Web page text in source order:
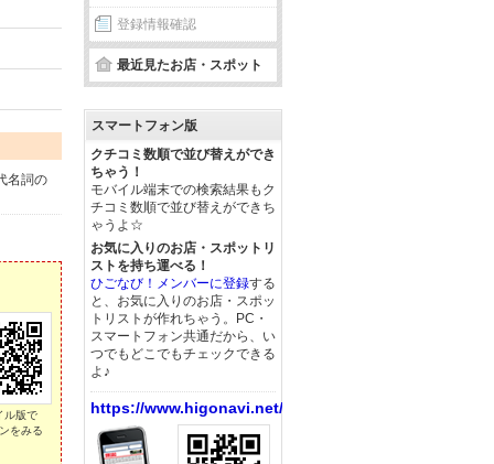
名詞の
ル版で
をみる
登録情報確認
最近見たお店・スポット
スマートフォン版
クチコミ数順で並び替えができ
ちゃう！
モバイル端末での検索結果もク
チコミ数順で並び替えができち
ゃうよ☆
お気に入りのお店・スポットリ
ストを持ち運べる！
ひごなび！メンバーに登録する
と、お気に入りのお店・スポッ
トリストが作れちゃう。PC・
スマートフォン共通だから、い
つでもどこでもチェックできる
よ♪
https://www.higonavi.net/